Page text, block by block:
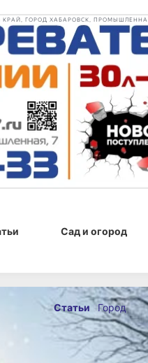
ГОРОД ХАБАРОВСК, ПРОМЫШЛЕННАЯ
Сад и огород
Статьи Город
ОПУБЛИКОВАНО